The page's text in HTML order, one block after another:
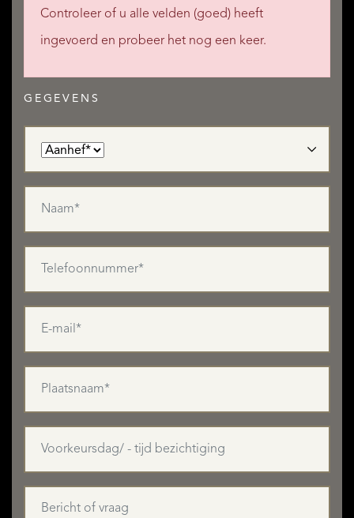
Controleer of u alle velden (goed) heeft
ingevoerd en probeer het nog een keer.
GEGEVENS